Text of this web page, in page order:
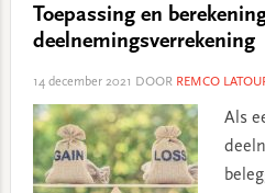
Toepassing en
deelnemingsverrekening
14 december 2021 DOOR REMCO
Als